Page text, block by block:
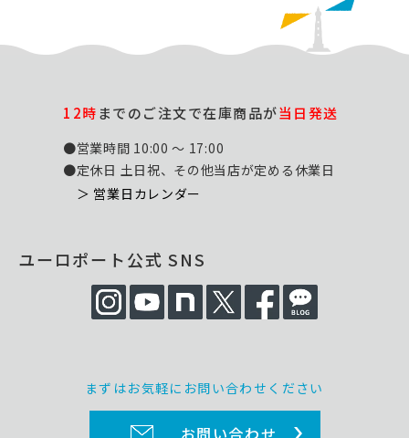
12時までのご注文で在庫商品が当日発送
●営業時間 10:00 ～ 17:00
●定休日 土日祝、その他当店が定める休業日
＞ 営業日カレンダー
ユーロポート公式 SNS
まずはお気軽にお問い合わせください
お問い合わせ